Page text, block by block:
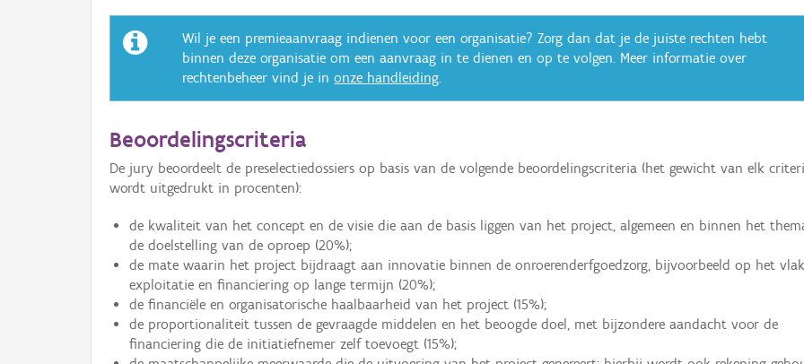
Wil je een premieaanvraag indienen voor een organisatie? Zorg dan dat je de juiste rechten hebt
binnen deze organisatie om een aanvraag in te dienen en op te volgen. Meer informatie over
rechtenbeheer vind je inonze handleiding.
Beoordelingscriteria
De jury beoordeelt de preselectiedossiers op basis van de volgende beoordelingscriteria (het gewicht van elk
wordt uitgedrukt in procenten):
de kwaliteit van het concept en de visie die aan de basis liggen van het project, algemeen en binnen het
de doelstelling van de oproep (20%);
de mate waarin het project bijdraagt aan innovatie binnen de onroerenderfgoedzorg, bijvoorbeeld op het
exploitatie en financiering op lange termijn (20%);
de financiële en organisatorische haalbaarheid van het project (15%);
de proportionaliteit tussen de gevraagde middelen en het beoogde doel, met bijzondere aandacht voor de
financiering die de initiatiefnemer zelf toevoegt (15%);